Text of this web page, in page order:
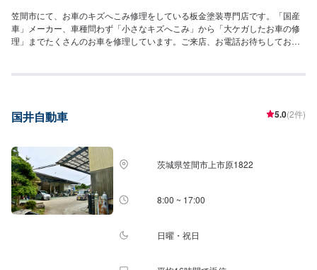
笠間市にて、お車のキズへこみ修理をしている板金塗装専門店です。「国産
車」メーカー、車種問わず「小さなキズへこみ」から「大ケガしたお車の修
理」までたくさんのお車を修理しています。ご来店、お電話お待ちしており
国井自動車 5.0(2件)
茨城県笠間市上市原1822
8:00 ~ 17:00
日曜・祝日